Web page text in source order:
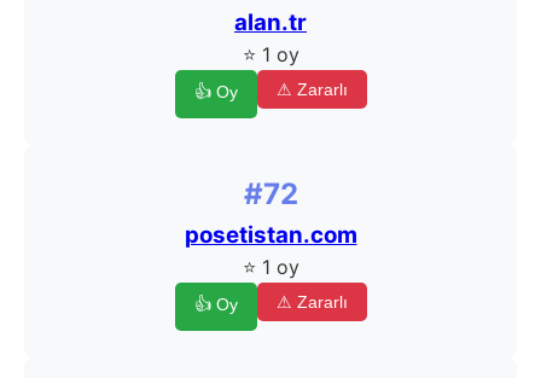
alan.tr
⭐ 1 oy
👍 Oy ⚠ Zararlı
#72
posetistan.com
⭐ 1 oy
👍 Oy ⚠ Zararlı